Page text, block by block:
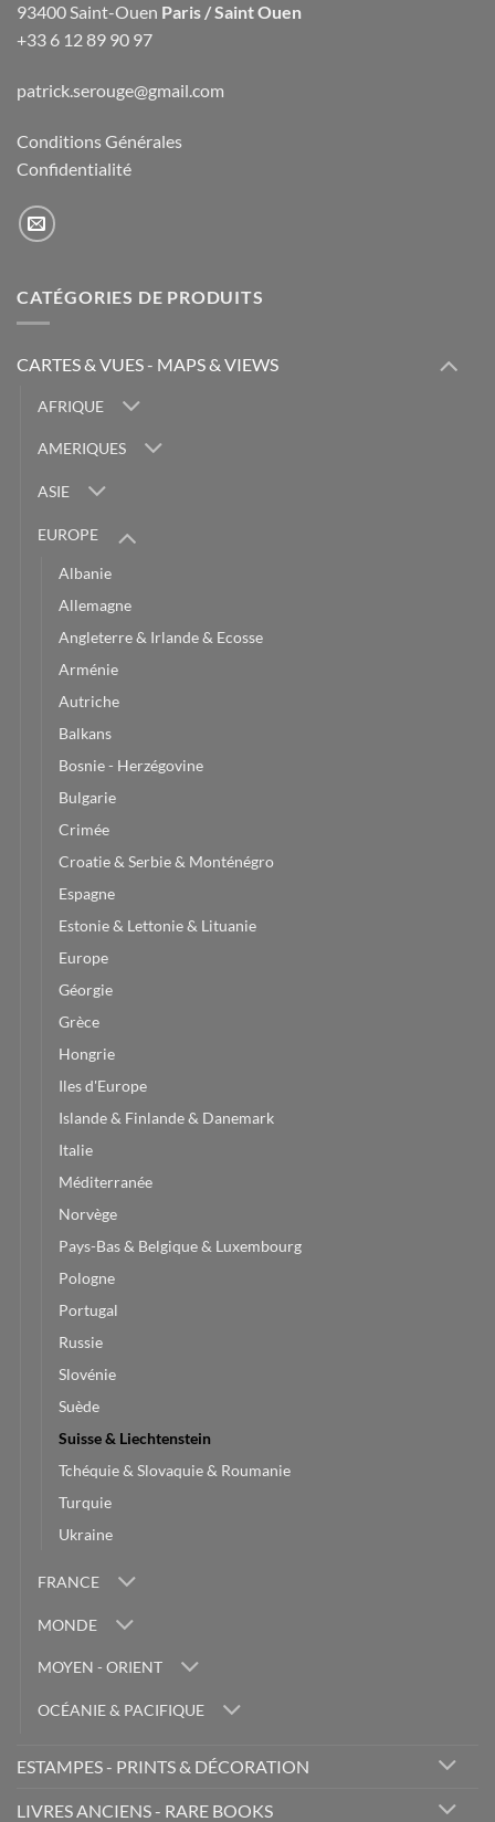
93400 Saint-Ouen Paris / Saint Ouen
+33 6 12 89 90 97
patrick.serouge@gmail.com
Conditions Générales
Confidentialité
CATÉGORIES DE PRODUITS
CARTES & VUES - MAPS & VIEWS
AFRIQUE
AMERIQUES
ASIE
EUROPE
Albanie
Allemagne
Angleterre & Irlande & Ecosse
Arménie
Autriche
Balkans
Bosnie - Herzégovine
Bulgarie
Crimée
Croatie & Serbie & Monténégro
Espagne
Estonie & Lettonie & Lituanie
Europe
Géorgie
Grèce
Hongrie
Iles d'Europe
Islande & Finlande & Danemark
Italie
Méditerranée
Norvège
Pays-Bas & Belgique & Luxembourg
Pologne
Portugal
Russie
Slovénie
Suède
Suisse & Liechtenstein
Tchéquie & Slovaquie & Roumanie
Turquie
Ukraine
FRANCE
MONDE
MOYEN - ORIENT
OCÉANIE & PACIFIQUE
ESTAMPES - PRINTS & DÉCORATION
LIVRES ANCIENS - RARE BOOKS